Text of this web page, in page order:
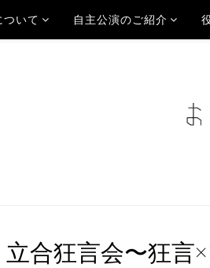
ついて 自主公演のご紹介
立合狂言会〜狂